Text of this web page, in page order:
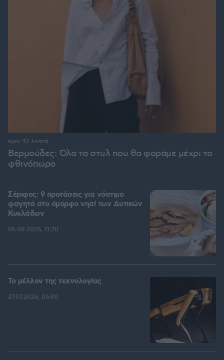
Βερμούδες: Όλα τα στυλ που θα φοράμε μέχρι το
φθινόπωρο
πριν 43 λεπτά
Σέριφος: 9 προτάσεις για νόστιμο
φαγητό στο όμορφο νησί των Δυτικών
Κυκλάδων
05.08.2026, 11:20
Το μέλλον της τεχνολογίας
27.07.2026, 06:00